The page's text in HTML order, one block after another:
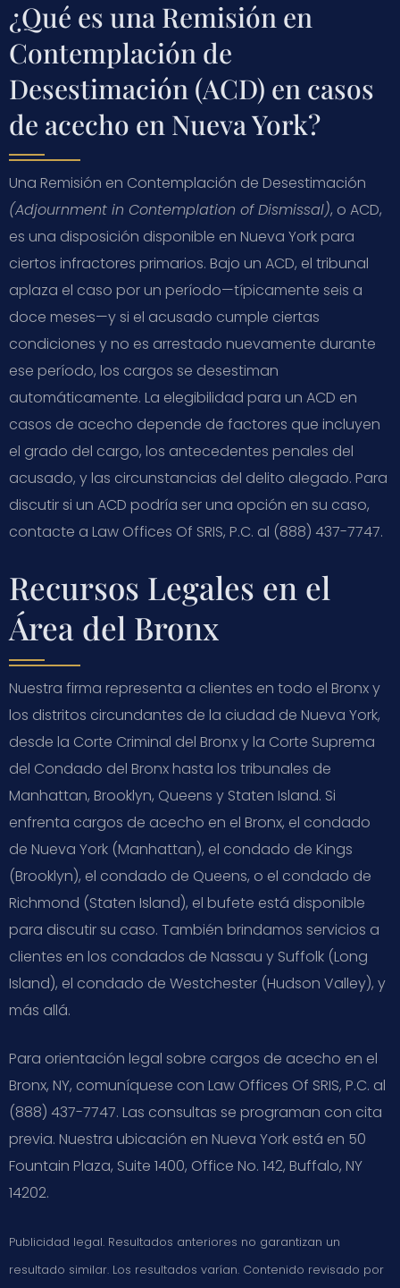
¿Qué es una Remisión en
Contemplación de
Desestimación (ACD) en casos
de acecho en Nueva York?
Una Remisión en Contemplación de Desestimación
(Adjournment in Contemplation of Dismissal), o ACD,
es una disposición disponible en Nueva York para
ciertos infractores primarios. Bajo un ACD, el tribunal
aplaza el caso por un período—típicamente seis a
doce meses—y si el acusado cumple ciertas
condiciones y no es arrestado nuevamente durante
ese período, los cargos se desestiman
automáticamente. La elegibilidad para un ACD en
casos de acecho depende de factores que incluyen
el grado del cargo, los antecedentes penales del
acusado, y las circunstancias del delito alegado. Para
discutir si un ACD podría ser una opción en su caso,
contacte a Law Offices Of SRIS, P.C. al (888) 437-7747.
Recursos Legales en el
Área del Bronx
Nuestra firma representa a clientes en todo el Bronx y
los distritos circundantes de la ciudad de Nueva York,
desde la Corte Criminal del Bronx y la Corte Suprema
del Condado del Bronx hasta los tribunales de
Manhattan, Brooklyn, Queens y Staten Island. Si
enfrenta cargos de acecho en el Bronx, el condado
de Nueva York (Manhattan), el condado de Kings
(Brooklyn), el condado de Queens, o el condado de
Richmond (Staten Island), el bufete está disponible
para discutir su caso. También brindamos servicios a
clientes en los condados de Nassau y Suffolk (Long
Island), el condado de Westchester (Hudson Valley), y
más allá.
Para orientación legal sobre cargos de acecho en el
Bronx, NY, comuníquese con Law Offices Of SRIS, P.C. al
(888) 437-7747. Las consultas se programan con cita
previa. Nuestra ubicación en Nueva York está en 50
Fountain Plaza, Suite 1400, Office No. 142, Buffalo, NY
14202.
Publicidad legal. Resultados anteriores no garantizan un
resultado similar. Los resultados varían. Contenido revisado por